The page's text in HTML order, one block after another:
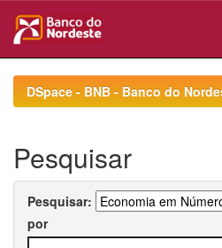
navigationDSpace - BNB - Banco do
Pesquisar
Pesquisar:
por